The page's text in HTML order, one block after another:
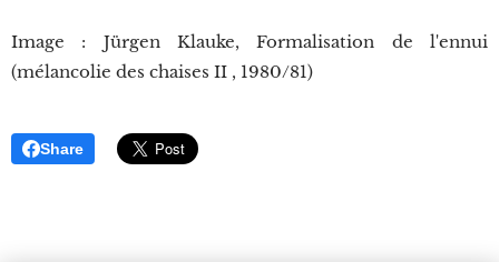
Image : Jürgen Klauke, Formalisation de l'ennui
(mélancolie des chaises II , 1980/81)
Share